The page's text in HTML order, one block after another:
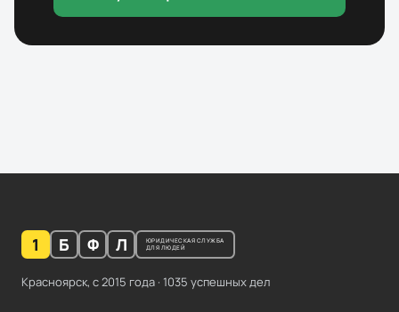
1 Б Ф Л
ЮРИДИЧЕСКАЯ СЛУЖБА
ДЛЯ ЛЮДЕЙ
Красноярск, с2015 года · 1035 успешных дел